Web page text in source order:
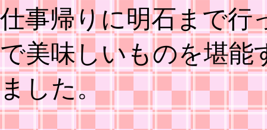
仕事帰りに明石まで行
で美味しいものを堪能
ました。